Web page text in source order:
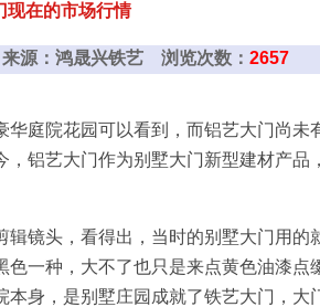
现在的市场行情
源：鸿晟兴铁艺 浏览次数： 2657
院花园可以看到，而铝艺大门尚未
铝艺大门作为别墅大门新型建材产品
镜头，看得出，当时的别墅大门用的
一种，大不了也只是来点黄色油漆点
身，是别墅庄园成就了铁艺大门，大